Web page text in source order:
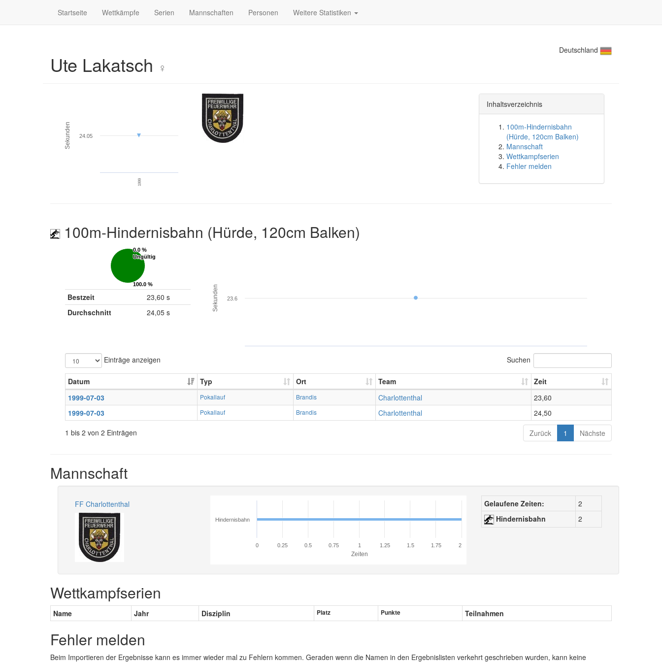
Startseite Wettkämpfe Serien Mannschaften Personen Weitere Statistiken
Deutschland
Ute Lakatsch ♀
Sekunden
1999
24.05
Inhaltsverzeichnis
100m-Hindernisbahn
(Hürde, 120cm Balken)
Mannschaft
Wettkampfserien
Fehler melden
100m-Hindernisbahn (Hürde, 120cm Balken)
0.0 %
Ungültig
0.0 %
Ungültig
100.0 %
Gültig
100.0 %
Gültig
Bestzeit
23,60 s
Durchschnitt
24,05 s
Sekunden 23.6
Einträge anzeigen Suchen
Datum Typ Ort Team
Zeit
1999-07-03
Pokallauf Brandis Charlottenthal
23,60
1999-07-03
Pokallauf Brandis Charlottenthal
24,50
1 bis 2 von 2 Einträgen
Zurück 1 Nächste
Mannschaft
FF Charlottenthal
Zeiten
Hindernisbahn
0 0.25 0.5 0.75 1 1.25 1.5 1.75 2
Gelaufene Zeiten:
2
Hindernisbahn
2
Wettkampfserien
Name Jahr Disziplin Platz Punkte Teilnahmen
Fehler melden
Beim Importieren der Ergebnisse kann es immer wieder mal zu Fehlern kommen. Geraden wenn die Namen in den Ergebnislisten verkehrt geschrieben wurden, kann keine